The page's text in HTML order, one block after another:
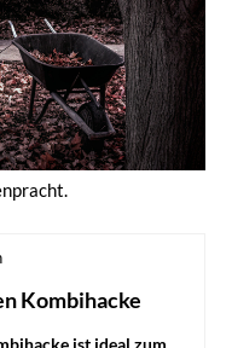
Kombihacke
ist ideal zum